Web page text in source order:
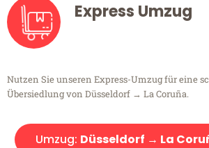
Express Umzug
Nutzen Sie unseren Express-Umzug für eine
Übersiedlung von Düsseldorf → La Coruña.
Umzug: Düsseldorf → La